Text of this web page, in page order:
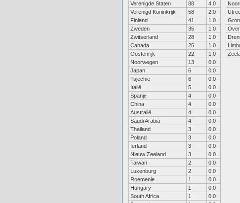
Verenigde Staten
88
4.0
Verenigd Koninkrijk
58
2.0
Finland
41
1.0
Zweden
35
1.0
Zwitserland
28
1.0
Canada
25
1.0
Oostenrijk
22
1.0
Noorwegen
13
0.0
Japan
6
0.0
Tsjechië
6
0.0
Italië
5
0.0
Spanje
4
0.0
China
4
0.0
Australië
4
0.0
Saudi Arabia
4
0.0
Thailand
3
0.0
Poland
3
0.0
Ierland
3
0.0
Nieuw Zeeland
3
0.0
Taiwan
2
0.0
Luxenburg
2
0.0
Roemenie
1
0.0
Hungary
1
0.0
South Africa
1
0.0